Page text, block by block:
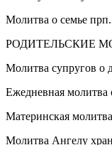
Молитва о семье
РОДИТЕЛЬСКИЕ
Молитва супругов о
Ежедневная молитва
Материнская
Молитва Ангелу